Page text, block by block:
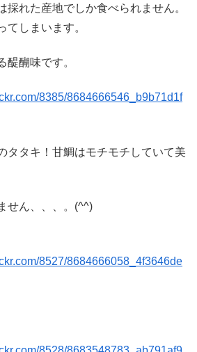
採れた産地でしか食べられません。
てしまいます。
醍醐味です。
タタキ！甘鯛はモチモチしていて美
せん、、、。(^^)